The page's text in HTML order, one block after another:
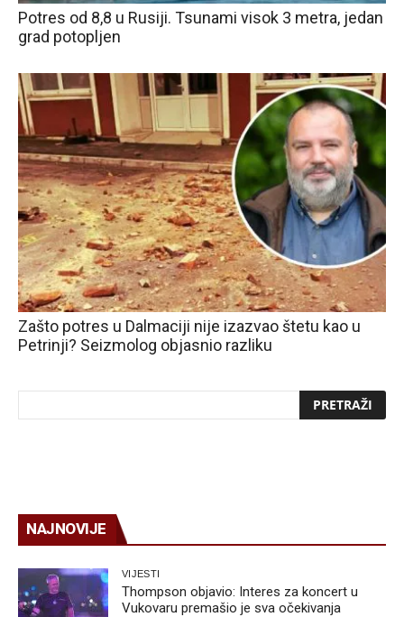
Potres od 8,8 u Rusiji. Tsunami visok 3 metra, jedan
grad potopljen
Zašto potres u Dalmaciji nije izazvao štetu kao u
Petrinji? Seizmolog objasnio razliku
NAJNOVIJE
VIJESTI
Thompson objavio: Interes za koncert u
Vukovaru premašio je sva očekivanja